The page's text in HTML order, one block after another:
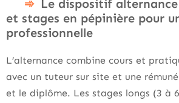
Le dispositif
et stages en pépinière pour
professionnelle
L’alternance combine cours et
avec un tuteur sur site et une
et le diplôme. Les stages longs (3 à